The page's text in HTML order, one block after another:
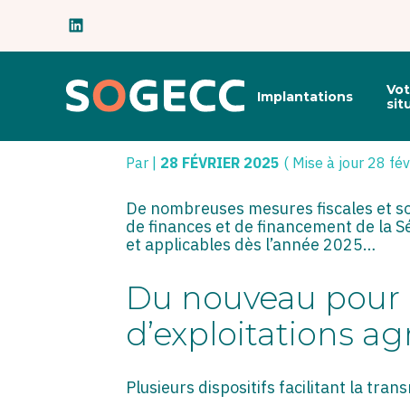
Aller
Principal
Implantations
Par | 28 FÉVRIER 2025 ( Mise à jour 28
De nombreuses mesures fiscales et
de finances et de financement de la
et applicables dès l’année 2025…
Du nouveau
d’exploitations
Plusieurs dispositifs facilitant la